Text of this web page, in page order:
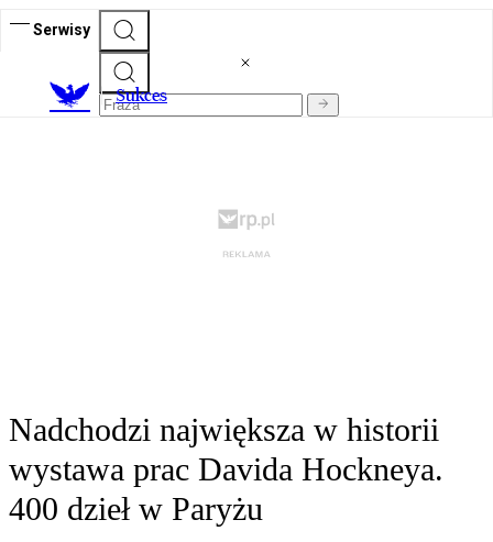
Serwisy
Sukces
Nadchodzi największa w historii
wystawa prac Davida Hockneya.
400 dzieł w Paryżu